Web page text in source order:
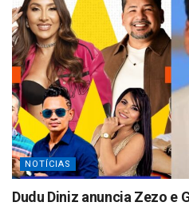
NOTÍCIAS
Dudu Diniz anuncia Zezo e